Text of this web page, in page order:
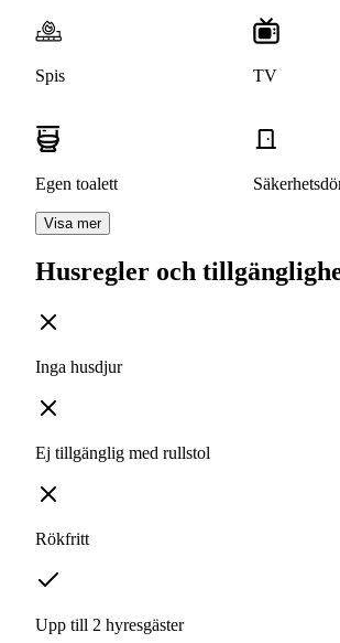
Spis TV
Egen toalett
Visa mer
Husregler och
Inga husdjur
Ej tillgänglig med rullstol
Rökfritt
Upp till 2 hyresgäster